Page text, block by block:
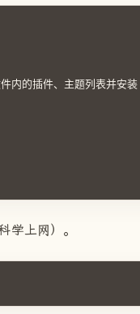
的插件、主题列表并安装
学上网）。